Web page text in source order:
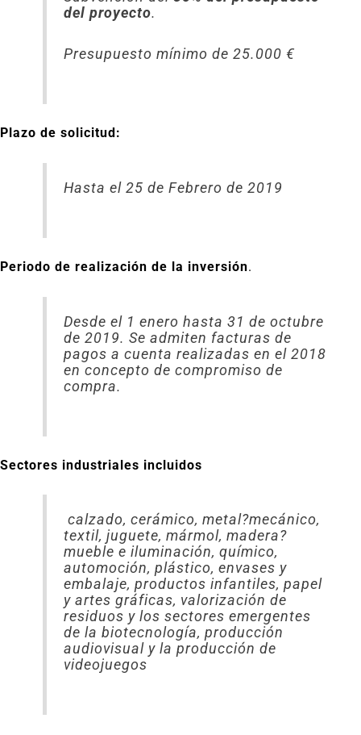
del proyecto.
Presupuesto mínimo de 25.000 €
Plazo de solicitud:
Hasta el 25 de Febrero de 2019
Periodo de realización de la inversión.
Desde el 1 enero hasta 31 de octubre
de 2019. Se admiten facturas de
pagos a cuenta realizadas en el 2018
en concepto de compromiso de
compra.
Sectores industriales incluidos
calzado, cerámico, metal?mecánico,
textil, juguete, mármol, madera?
mueble e iluminación, químico,
automoción, plástico, envases y
embalaje, productos infantiles, papel
y artes gráficas, valorización de
residuos y los sectores emergentes
de la biotecnología, producción
audiovisual y la producción de
videojuegos